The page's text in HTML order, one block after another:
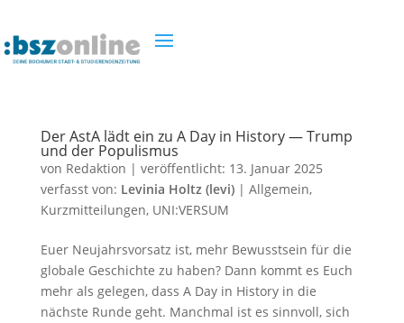
Der AstA lädt ein zu A Day in History — Trump
und der Populismus
von Redaktion | veröffentlicht: 13. Januar 2025
verfasst von: Levinia Holtz (levi)| Allgemein,
Kurzmitteilungen, UNI:VERSUM
Euer Neujahrsvorsatz ist, mehr Bewusstsein für die
globale Geschichte zu haben? Dann kommt es Euch
mehr als gelegen, dass A Day in History in die
nächste Runde geht. Manchmal ist es sinnvoll, sich